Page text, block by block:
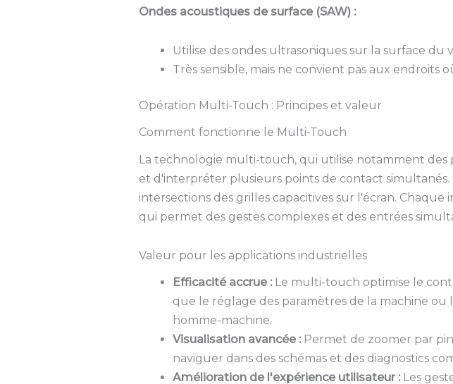
Ondes acoustiques de surface (SAW) :
Utilise des ondes ultrasoniques sur la surface du
Très sensible, mais ne convient pas aux endroits
Opération Multi-Touch : Principes et valeur
Comment fonctionne le Multi-Touch
La technologie multi-touch, qui utilise notamment
et d'interpréter plusieurs points de contact
intersections des grilles capacitives sur l'écran.
qui permet des gestes complexes et des entrées
Valeur pour les applications industrielles
Efficacité accrue : Le multi-touch optimise le
que le réglage des paramètres de la machine
homme-machine.
Visualisation avancée : Permet de zoomer par
naviguer dans des schémas et des diagnostics
Amélioration de l'expérience utilisateur : Les